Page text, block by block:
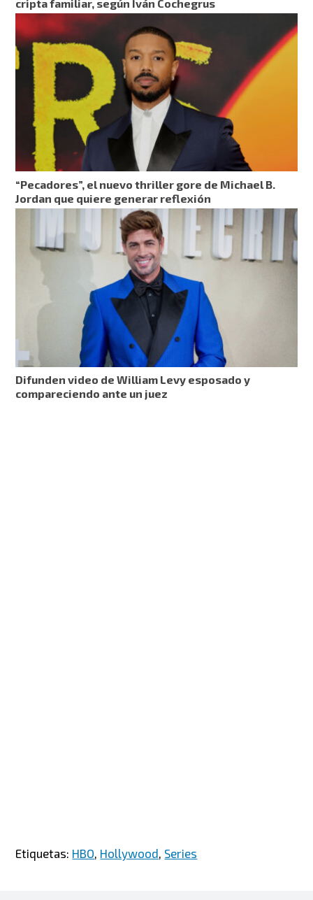
cripta familiar, según Iván Cochegrus
“Pecadores”, el nuevo thriller gore de Michael B.
Jordan que quiere generar reflexión
Difunden video de William Levy esposado y
compareciendo ante un juez
Etiquetas: HBO Hollywood Series